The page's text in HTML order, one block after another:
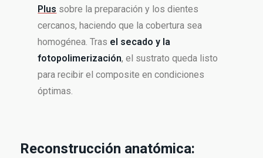
Plus sobre la preparación y los dientes
cercanos, haciendo que la cobertura sea
homogénea. Tras el secado y la
fotopolimerización, el sustrato queda listo
para recibir el composite en condiciones
óptimas.
Reconstrucción anatómica: